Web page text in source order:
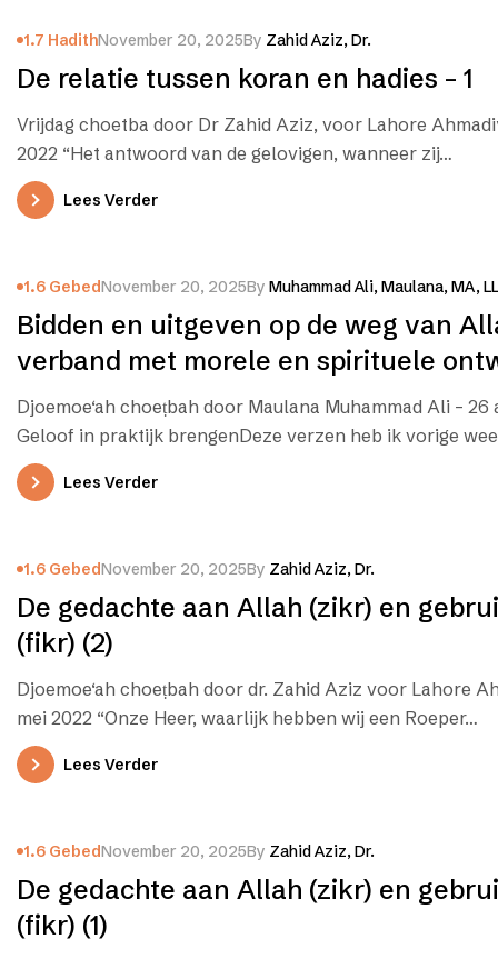
1.7 HadithNovember 20, 2025By Zahid Aziz, Dr.
De relatie tussen koran en hadies – 1
Vrijdag choetba door Dr Zahid Aziz, voor Lahore
2022 “Het antwoord van de gelovigen, wanneer zij…
Lees Verder
1.6 GebedNovember 20, 2025By Muhammad Ali, Maulana, MA,
Bidden en uitgeven op de weg van
verband met morele en spirituele
Djoemoe‘ah choeṭbah door Maulana Muhammad Ali – 26
Geloof in praktijk brengenDeze verzen heb ik vorige
Lees Verder
1.6 GebedNovember 20, 2025By Zahid Aziz, Dr.
De gedachte aan Allah (zikr) en
(fikr) (2)
Djoemoe‘ah choeṭbah door dr. Zahid Aziz voor Lahore
mei 2022 “Onze Heer, waarlijk hebben wij een Roeper…
Lees Verder
1.6 GebedNovember 20, 2025By Zahid Aziz, Dr.
De gedachte aan Allah (zikr) en
(fikr) (1)